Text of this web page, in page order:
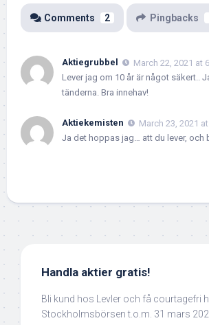
Comments 2 Pingbacks
Aktiegrubbel
March 22, 2021 at
Lever jag om 10 år är något säkert..
tänderna. Bra innehav!
Aktiekemisten
March 23, 2021
Ja det hoppas jag… att du lever, och
Handla aktier gratis!
Bli kund hos Levler och få courtagefri
Stockholmsbörsen t.o.m. 31 mars